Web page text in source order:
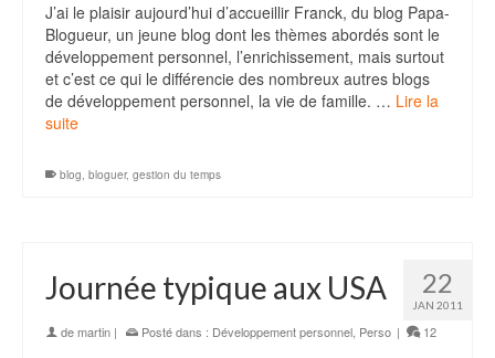
J’ai le plaisir aujourd’hui d’accueillir Franck, du blog Papa-
Blogueur, un jeune blog dont les thèmes abordés sont le
développement personnel, l’enrichissement, mais surtout
et c’est ce qui le différencie des nombreux autres blogs
de développement personnel, la vie de famille. … Lire la
suite
blog, bloguer, gestion du temps
22
JAN 2011
Journée typique aux USA
demartin | Posté dans : Développement personnel Perso | 12